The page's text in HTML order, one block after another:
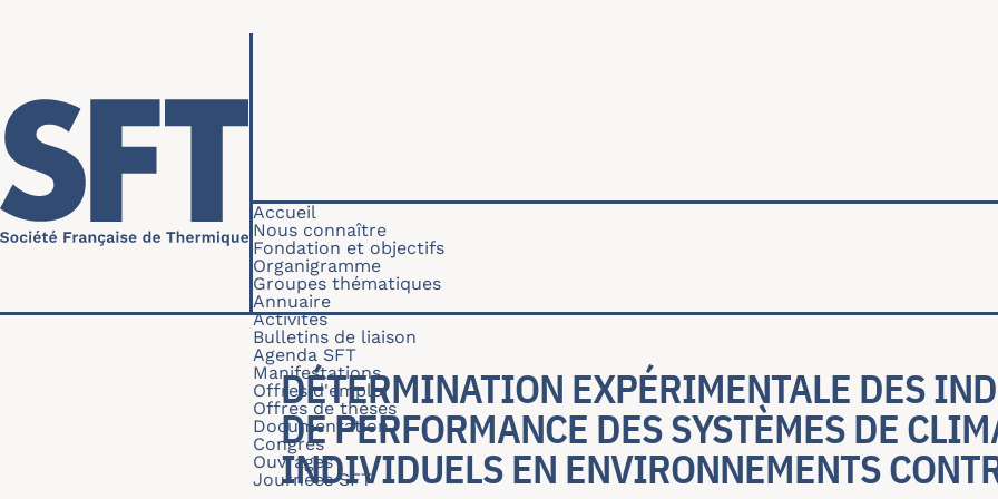
Navigation principale
Accueil
Nous connaître
Fondation et objectifs
Organigramme
Groupes thématiques
Annuaire
Activités
Bulletins de liaison
Agenda SFT
Manifestations
Offres d'emploi
Offres de thèses
Documentation
Congrès
Ouvrages
Journées SFT
DÉTERMINATION EXPÉRIMENTALE DES
DE PERFORMANCE DES SYSTÈMES DE
INDIVIDUELS EN ENVIRONNEMENTS